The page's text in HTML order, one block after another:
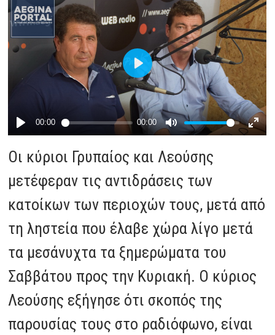
Οι κύριοι Γρυπαίος και Λεούσης
μετέφεραν τις αντιδράσεις των
κατοίκων των περιοχών τους, μετά από
τη ληστεία που έλαβε χώρα λίγο μετά
τα μεσάνυχτα τα ξημερώματα του
Σαββάτου προς την Κυριακή. Ο κύριος
Λεούσης εξήγησε ότι σκοπός της
παρουσίας τους στο ραδιόφωνο, είναι